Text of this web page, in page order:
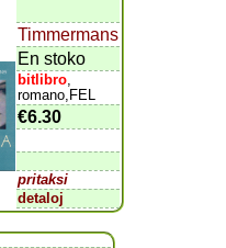
Timmermans
En stoko
bitlibro
romano,FEL
€6.30
pritaksi
detaloj